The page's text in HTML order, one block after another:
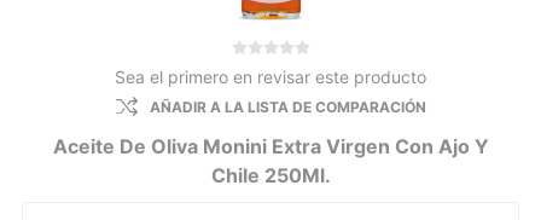
Sea el primero en revisar este producto
AÑADIR A LA LISTA DE COMPARACIÓN
Aceite De Oliva Monini Extra Virgen Con Ajo Y
Chile 250Ml.